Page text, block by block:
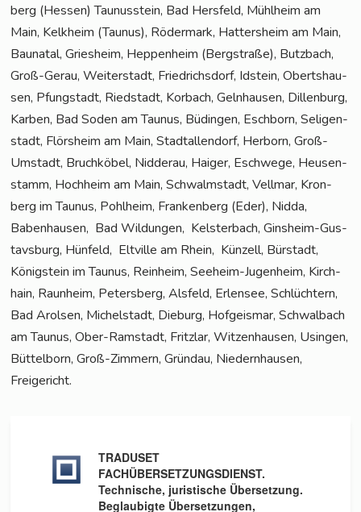
berg (Hes­sen) Tau­nus­stein, Bad Hers­feld, Mühl­heim am
Main, Kelk­heim (Tau­nus), Röder­mark, Hat­ters­heim am Main,
Bau­na­tal, Gries­heim, Hep­pen­heim (Berg­stra­ße), Butz­bach,
Groß-Gerau, Wei­ter­stadt, Fried­richs­dorf, Idstein, Oberts­hau­
sen, Pfung­stadt, Ried­stadt, Kor­bach, Geln­hau­sen, Dil­len­burg,
Kar­ben, Bad Soden am Tau­nus, Büdin­gen, Esch­born, Seli­gen­
stadt, Flörs­heim am Main, Stadt­al­len­dorf, Her­born, Groß-
Umstadt, Bruch­kö­bel, Nid­der­au, Hai­ger, Esch­we­ge, Heu­sen­
stamm, Hoch­heim am Main, Schwalm­stadt, Vell­mar, Kron­
berg im Tau­nus, Pohl­heim, Fran­ken­berg (Eder), Nid­da,
Baben­hau­sen, Bad Wil­dun­gen, Kels­ter­bach, Gins­heim-Gus­
tavs­burg, Hün­feld, Elt­ville am Rhein, Kün­zell, Bür­stadt,
König­stein im Tau­nus, Rein­heim, See­heim-Jugenheim, Kirch­
hain, Raun­heim, Peters­berg, Als­feld, Erlen­see, Schlüch­tern,
Bad Arol­sen, Michel­stadt, Die­burg, Hof­geis­mar, Schwal­bach
am Tau­nus, Ober-Ram­stadt, Fritz­lar, Wit­zen­hau­sen, Usin­gen,
Büt­tel­born, Groß-Zim­mern, Gründau, Nie­dern­hau­sen,
Freigericht.
TRADUSET
FACHÜBERSETZUNGSDIENST.
Technische, juristische Übersetzung.
Beglaubigte Übersetzungen,